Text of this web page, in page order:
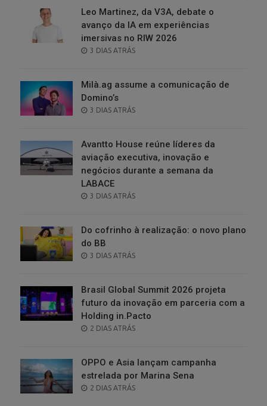
Leo Martinez, da V3A, debate o
avanço da IA em experiências
imersivas no RIW 2026
POSTED
3 DIAS ATRÁS
Milà.ag assume a comunicação de
Domino’s
POSTED
3 DIAS ATRÁS
Avantto House reúne líderes da
aviação executiva, inovação e
negócios durante a semana da
LABACE
POSTED
3 DIAS ATRÁS
Do cofrinho à realização: o novo plano
do BB
POSTED
3 DIAS ATRÁS
Brasil Global Summit 2026 projeta
futuro da inovação em parceria com a
Holding in.Pacto
POSTED
2 DIAS ATRÁS
OPPO e Asia lançam campanha
estrelada por Marina Sena
POSTED
2 DIAS ATRÁS